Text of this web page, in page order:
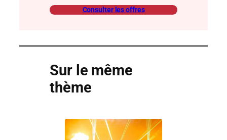
Consulter les offres
Sur le même
thème